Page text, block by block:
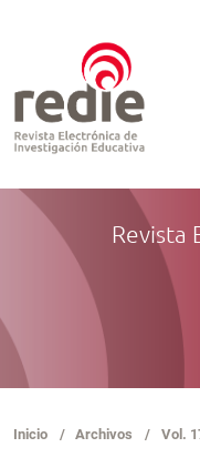
Revista
Inicio / Archivos / Vol.